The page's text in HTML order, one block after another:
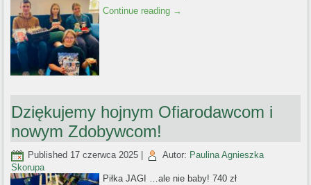
Continue reading →
Dziękujemy hojnym Ofiarodawcom i
nowym Zdobywcom!
Published 17 czerwca 2025 Autor: Paulina Agnieszka
Skorupa
Piłka JAGI …ale nie baby! 740 zł